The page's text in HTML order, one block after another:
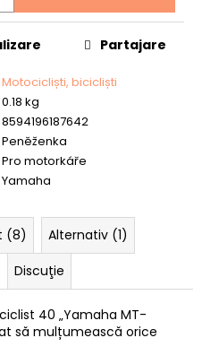
Motocicliști, bicicliști
0.18 kg
8594196187642
Peněženka
Pro motorkáře
Yamaha
Partajare
(8)
Alternativ (1)
Discuţie
40 „Yamaha MT-
să mulțumească orice